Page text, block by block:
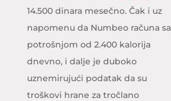
14.500 dinara mesečno. Čak i uz
napomenu da Numbeo računa sa
potrošnjom od 2.400 kalorija
dnevno, i dalje je duboko
uznemirujući podatak da su
troškovi hrane za tročlano